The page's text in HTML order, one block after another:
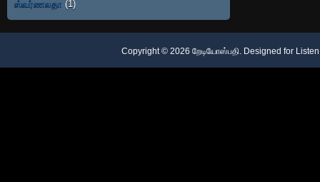
ஸ்வர்ணலதா (1)
Copyright © 2026 றேடியோஸ்பதி. Designed for